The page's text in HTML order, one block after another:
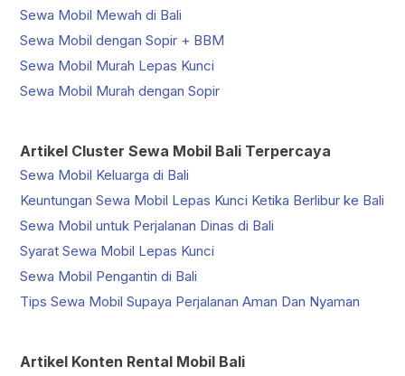
Sewa Mobil Mewah di Bali
Sewa Mobil dengan Sopir + BBM
Sewa Mobil Murah Lepas Kunci
Sewa Mobil Murah dengan Sopir
Artikel Cluster Sewa Mobil Bali Terpercaya
Sewa Mobil Keluarga di Bali
Keuntungan Sewa Mobil Lepas Kunci Ketika Berlibur ke Bali
Sewa Mobil untuk Perjalanan Dinas di Bali
Syarat Sewa Mobil Lepas Kunci
Sewa Mobil Pengantin di Bali
Tips Sewa Mobil Supaya Perjalanan Aman Dan Nyaman
Artikel Konten Rental Mobil Bali